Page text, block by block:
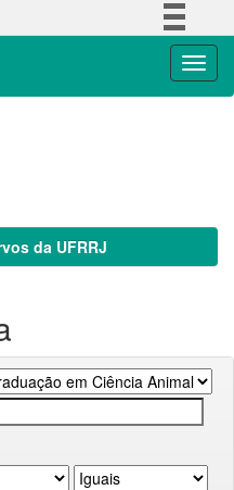
da UFRRJ